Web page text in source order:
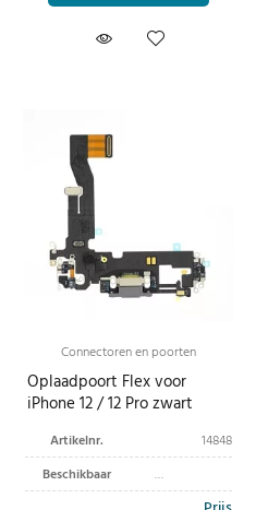
Connectoren en poorten
Oplaadpoort Flex voor
iPhone 12 / 12 Pro zwart
Artikelnr.
14848
Beschikbaar